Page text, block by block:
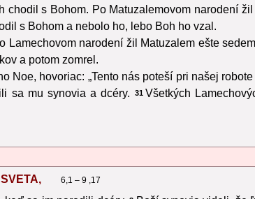
chodil s Bohom. Po Matuzalemovom narodení
s Bohom a nebolo ho, lebo Boh ho vzal.
Lamechovom narodení žil Matuzalem ešte
a potom zomrel.
Noe, hovoriac: „Tento nás poteší pri našej
sa mu synovia a dcéry. 31 Všetkých
6,1 – 9 ,17